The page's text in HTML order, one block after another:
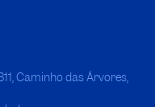
Caminho das Árvores,